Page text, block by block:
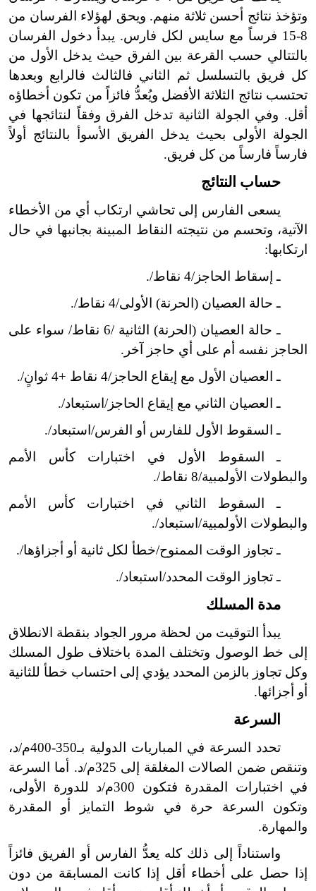
وتؤخذ نتائج أحسن ثلاثة منهم. ويحق لهؤلاء الفرسان من
8-15 فرساً مع سايس لكل فارس. يبدأ دخول الفرسان
بالتتالي حسب القرعة بين الفرق حيث يدخل الأول من
كل فريق بالتسلسل ثم الثاني فالثالث فالرابع وبعدها
تحتسب نتائج الثلاثة الأفضل ويُعدُّ فائزاً من تكون أخطاؤه
أقل. وفي الجولة الثانية تدخل الفرق وفقاً لنتائجها في
الجولة الأولى بحيث يدخل الفريق الأسوأ بالنتائج أولاً
فارساً فارساً من كل فريق.
حساب النتائج
يسعى الفارس إلى تحاشي ارتكاب أي من الأخطاء
الآتية، وتحسم من نتيجته النقاط المبينة بجانبها في حال
ارتكابها:
ـ إسقاط الحاجز/4 نقاط/.
ـ حالة العصيان (الحرنة) الأولى/4 نقاط/.
ـ حالة العصيان (الحرنة) الثانية /6 نقاط/ سواء على
الحاجز نفسه أم على أي حاجز آخر.
ـ العصيان الأول مع إيقاع الحاجز/4 نقاط +4 ثوانٍ/.
ـ العصيان الثاني مع إيقاع الحاجز/استبعاد/.
ـ السقوط الأول للفارس أو الفرس/استبعاد/.
ـ السقوط الأول في اختبارات كأس الأمم
والبطولات الأولمبية/8 نقاط/.
ـ السقوط الثاني في اختبارات كأس الأمم
والبطولات الأولمبية/استبعاد/.
ـ تجاوز الوقت الممنوح/خطأ لكل ثانية أو أجزاؤها/.
ـ تجاوز الوقت المحدد/استبعاد/.
مدة المسلك
يبدأ التوقيت من لحظة مرور الجواد بنقطة الانطلاق
إلى خط الوصول وتختلف المدة باختلاف طول المسلك
وكل تجاوز بالزمن المحدد يؤدي إلى احتساب خطأ للثانية
أو أجزائها.
السرعة
تحدد السرعة في المباريات الدولية بـ350-400م/د،
وتنقص ضمن الصالات المغلقة إلى 325م/د. أما السرعة
في اختبارات المقدرة فتكون 300م/د للدورة الأولى،
وتكون السرعة حرة في شوط التمايز أو المقدرة
والمهارة.
واستناداً إلى ذلك كله يعدُّ الفارس أو الفريق فائزاً
إذا حصل على أخطاء أقل إذا كانت المسابقة من دون